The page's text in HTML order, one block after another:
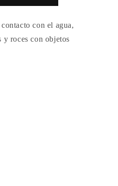
con el agua,
y roces con objetos